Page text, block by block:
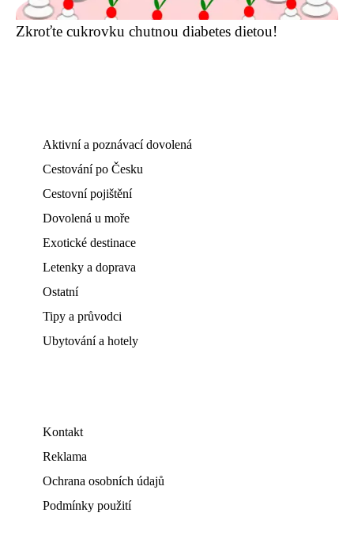
Zkroťte cukrovku chutnou diabetes dietou!
Aktivní a poznávací dovolená
Cestování po Česku
Cestovní pojištění
Dovolená u moře
Exotické destinace
Letenky a doprava
Ostatní
Tipy a průvodci
Ubytování a hotely
Kontakt
Reklama
Ochrana osobních údajů
Podmínky použití